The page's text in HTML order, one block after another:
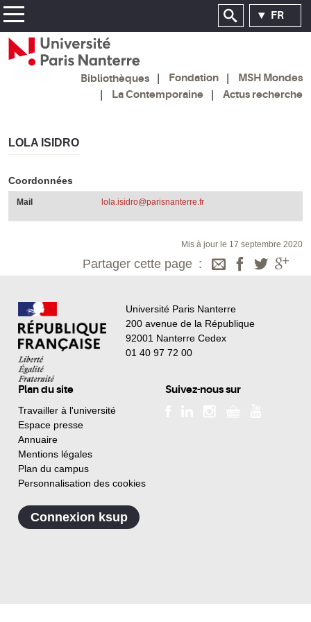
FR
Bibliothèques Fondation
MSH Mondes
La Contemporaine
Actus recherche
LOLA ISIDRO
Coordonnées
Mail lola.isidro@parisnanterre.fr
Mis à jour le 17 septembre 2020
Partager cette page
Université Paris Nanterre
200 avenue de la République
92001 Nanterre Cedex
01 40 97 72 00
Plan du site
Travailler à l'université
Espace presse
Annuaire
Mentions légales
Plan du campus
Personnalisation des cookies
Suivez-nous sur
Connexion ksup